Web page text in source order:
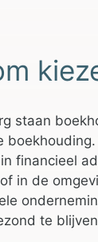
staan
financieel
in de
te